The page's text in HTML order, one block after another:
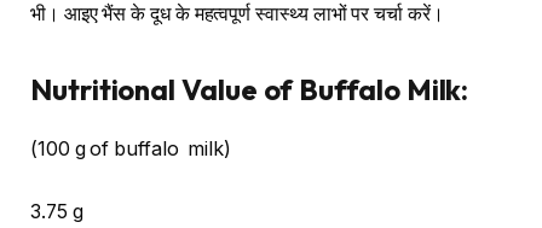
भी। आइए भैंस के दूध के महत्वपूर्ण स्वास्थ्य लाभों पर चर्चा करें।
Nutritional Value of Buffalo Milk:
(100 g of buffalo milk)
3.75 g